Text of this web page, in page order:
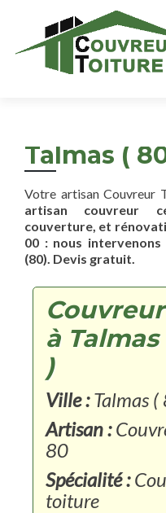
Talmas (
Votre artisan Couvreur
artisan couvreur
couverture, et
00 : nous
(80). Devis gratuit.
à
)
Ville :Talmas
Artisan :
80
Spécialité :
toiture